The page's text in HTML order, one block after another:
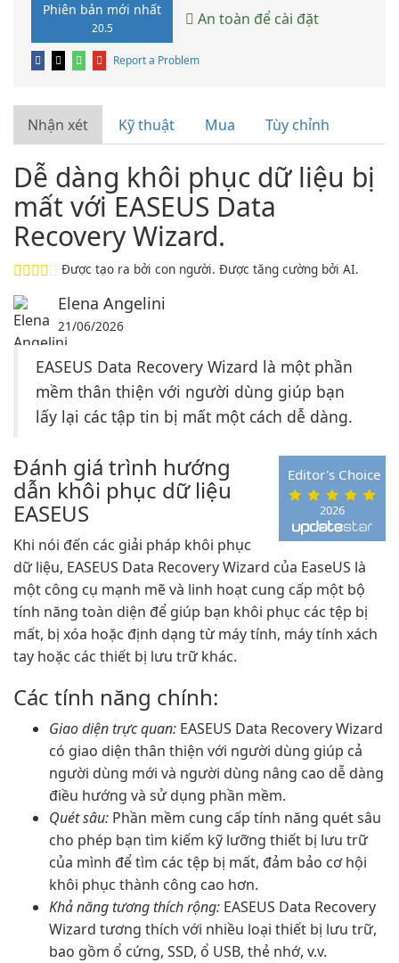
Phiên bản mới nhất
20.5 An toàn để cài đặt
Report a Problem
Nhận xét Kỹ thuật Mua Tùy chỉnh
Dễ dàng khôi phục dữ liệu bị
mất với EASEUS Data
Recovery Wizard.
Được tạo ra bởi con người. Được tăng cường bởi AI.
Elena Angelini
21/06/2026
EASEUS Data Recovery Wizard là một phần
mềm thân thiện với người dùng giúp bạn
lấy lại các tập tin bị mất một cách dễ dàng.
2026
Editor's Choice
Đánh giá trình hướng
dẫn khôi phục dữ liệu
EASEUS
Khi nói đến các giải pháp khôi phục
dữ liệu, EASEUS Data Recovery Wizard của EaseUS là
một công cụ mạnh mẽ và linh hoạt cung cấp một bộ
tính năng toàn diện để giúp bạn khôi phục các tệp bị
mất, bị xóa hoặc định dạng từ máy tính, máy tính xách
tay hoặc các thiết bị lưu trữ khác.
Các tính năng chính:
Giao diện trực quan: EASEUS Data Recovery Wizard
có giao diện thân thiện với người dùng giúp cả
người dùng mới và người dùng nâng cao dễ dàng
điều hướng và sử dụng phần mềm.
Quét sâu: Phần mềm cung cấp tính năng quét sâu
cho phép bạn tìm kiếm kỹ lưỡng thiết bị lưu trữ
của mình để tìm các tệp bị mất, đảm bảo cơ hội
khôi phục thành công cao hơn.
Khả năng tương thích rộng: EASEUS Data Recovery
Wizard tương thích với nhiều loại thiết bị lưu trữ,
bao gồm ổ cứng, SSD, ổ USB, thẻ nhớ, v.v.